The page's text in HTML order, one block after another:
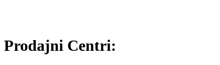
Prodajni Centri: